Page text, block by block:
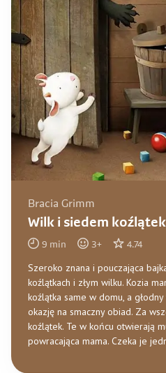
Bracia Grimm
Wilk i siedem koźlątek
9 min 3+ 4.74
Szeroko znana i pouczająca
koźlątkach i złym wilku. Kozia
koźlątka same w domu, a
okazję na smaczny obiad. Za
koźlątek. Te w końcu otwierają
powracająca mama. Czeka je